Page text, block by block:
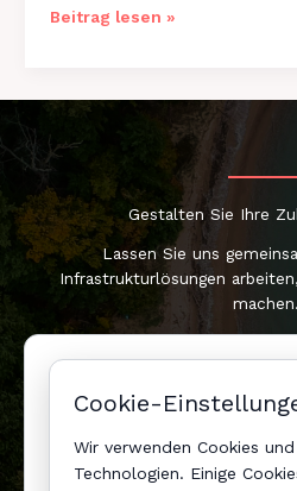
Hello
Beitrag lesen »
Gestalten Sie Ihre
Lassen Sie uns
Infrastrukturlösungen
machen.
Cookie-
Wir verwenden Cookies
Technologien. Einige
Cookie-Einstellungen